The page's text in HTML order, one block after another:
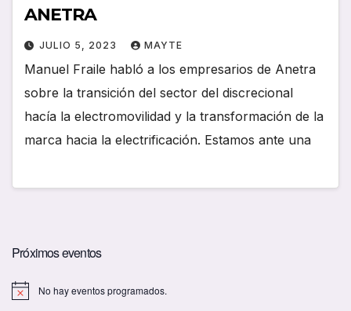
ANETRA
JULIO 5, 2023 MAYTE
Manuel Fraile habló a los empresarios de Anetra
sobre la transición del sector del discrecional
hacía la electromovilidad y la transformación de la
marca hacia la electrificación. Estamos ante una
Próximos eventos
No hay eventos programados.